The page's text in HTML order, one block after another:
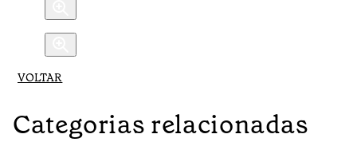
VOLTAR
Categorias relacionadas